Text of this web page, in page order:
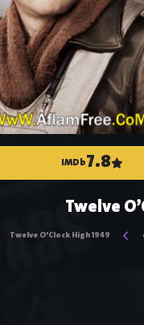
7.8
IMDb
Twelve
Twelve O’Clock High 1949